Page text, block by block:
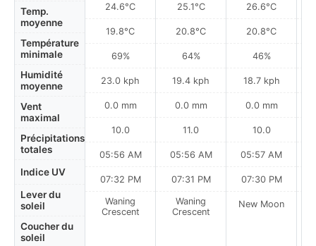
Temp.
moyenne
Température
minimale
Humidité
moyenne
Vent
maximal
Précipitations
totales
Indice UV
Lever du
soleil
Coucher du
soleil
24.6°C
19.8°C
69%
23.0 kph
0.0 mm
10.0
05:56 AM
07:32 PM
Waning
Crescent
25.1°C
20.8°C
64%
19.4 kph
0.0 mm
11.0
05:56 AM
07:31 PM
Waning
Crescent
26.6°C
20.8°C
46%
18.7 kph
0.0 mm
10.0
05:57 AM
07:30 PM
New Moon